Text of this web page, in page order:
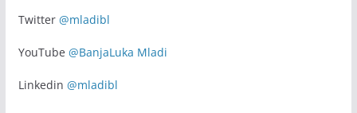
Twitter @mladibl
YouTube @BanjaLuka Mladi
Linkedin @mladibl